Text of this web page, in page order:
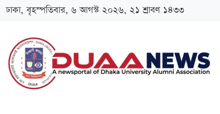
ঢাকা, বৃহস্পতিবার, ৬ আগস্ট ২০২৬, ২১ শ্রাবণ ১৪৩৩